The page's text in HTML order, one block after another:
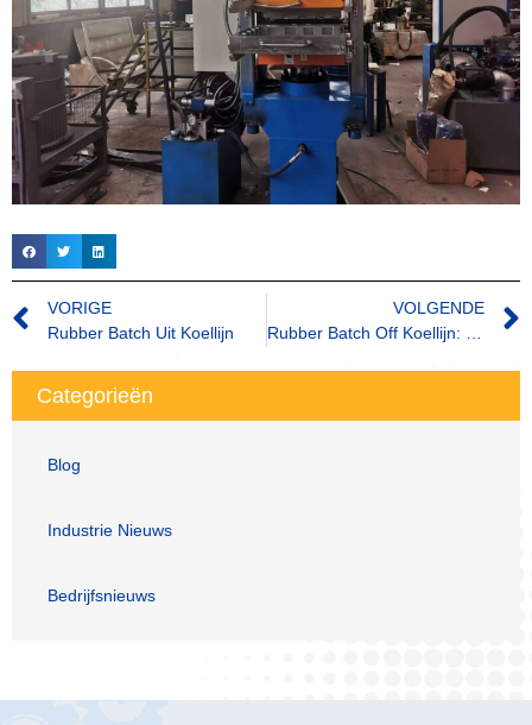
Categorieën
Blog
Industrie Nieuws
Bedrijfsnieuws
VORIGE
Rubber Batch Uit Koellijn
VOLGENDE